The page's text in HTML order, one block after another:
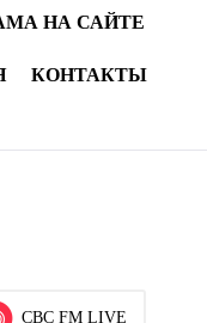
товарами
решение
НА САЙТЕ
КОНТАКТЫ
CBC FM LIVE